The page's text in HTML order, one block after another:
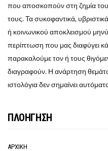
που αποσκοπούν στη ζημία
τους. Τα συκοφαντικά,
ή κοινωνικού αποκλεισμού
περίπτωση που μας διαφύγει
παρακαλούμε τον ή τους
διαγραφούν. Η ανάρτηση
ιστολόγια δεν σημαίνει
ΠΛΟΗΓΗΣΗ
ΑΡΧΙΚΗ